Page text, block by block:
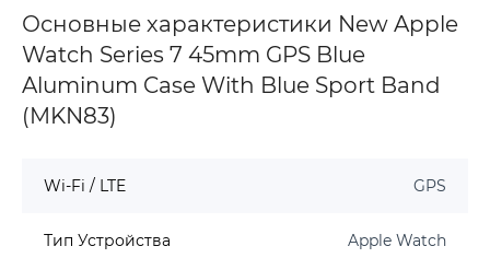
Основные характеристики New Apple
Watch Series 7 45mm GPS Blue
Aluminum Case With Blue Sport Band
(MKN83)
Wi-Fi / LTE GPS
Тип Устройства Apple Watch